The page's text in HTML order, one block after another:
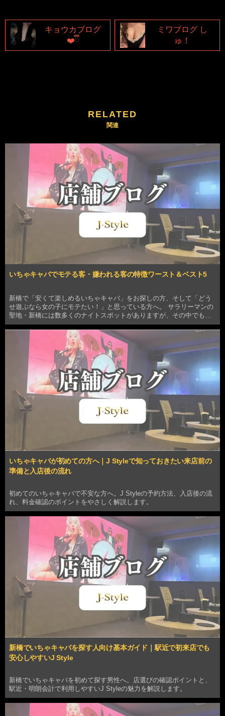
キョウカブログ
❤️ྀི
ミワブログ し
ゅ！
RELATED
いちゃキャバでモテる客・嫌われる客の特徴ワースト＆ベスト5
新橋で「安くて楽しめるいちゃキャバ」をお探しの方、そして「どう
せ遊ぶなら女の子にモテたい！」と思っている方へ。 サラリーマンの
聖地・新橋には数多くのナイトスポットがありますが、その中でも
「いちゃキャバ」はキャストとの距離が近く、密なコミュニケーショ
ンを楽しめるのが最大の魅力です。しかし、距離が近いか…
いちゃキャバが初めての方へ｜J Styleで知っておきたい来店前の
準備と入店後の流れ
初めてのいちゃキャバで不安な方へ。J Styleの予約方法、入店後の流
れ、料金確認のポイントをやさしく解説します。
新橋でいちゃキャバを探す人向け基本ガイド｜駅近で初来店でも
安心しやすいJ Style
新橋でいちゃキャバを初めて探す男性へ。店選びの確認ポイントと、
駅近・明朗会計で利用しやすいJ Styleの魅力を解説します。